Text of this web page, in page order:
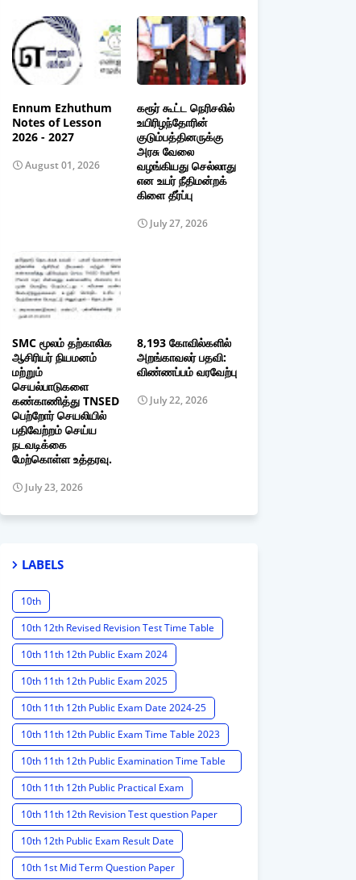
Ennum Ezhuthum
Notes of Lesson
2026 - 2027
August 01, 2026
கரூர் கூட்ட நெரிசலில்
உயிரிழந்தோரின்
குடும்பத்தினருக்கு
அரசு வேலை
வழங்கியது செல்லாது
என உயர் நீதிமன்றக்
கிளை தீர்ப்பு
July 27, 2026
SMC மூலம் தற்காலிக
ஆசிரியர் நியமனம்
மற்றும்
செயல்பாடுகளை
கண்காணித்து TNSED
பெற்றோர் செயலியில்
பதிவேற்றம் செய்ய
நடவடிக்கை
மேற்கொள்ள உத்தரவு.
July 23, 2026
8,193 கோவில்களில்
அறங்காவலர் பதவி:
விண்ணப்பம் வரவேற்பு
July 22, 2026
LABELS
10th
10th 12th Revised Revision Test Time Table
10th 11th 12th Public Exam 2024
10th 11th 12th Public Exam 2025
10th 11th 12th Public Exam Date 2024-25
10th 11th 12th Public Exam Time Table 2023
10th 11th 12th Public Examination Time Table
2023 - 2024
10th 11th 12th Public Practical Exam
10th 11th 12th Revision Test question Paper
2024
10th 12th Public Exam Result Date
10th 1st Mid Term Question Paper